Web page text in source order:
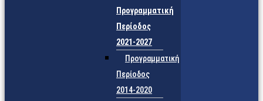
Προγραμματική
Περίοδος
2021-2027
Προγραμματική
Περίοδος
2014-2020